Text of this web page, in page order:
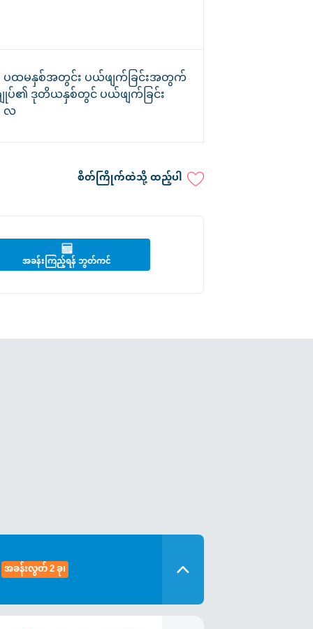
ပထမနှစ်အတွင်း ပယ်ဖျက်ခြင်းအတွက်
ျုပ်၏ ဒုတိယနှစ်တွင် ပယ်ဖျက်ခြင်း
လ
စိတ်ကြိုက်ထဲသို့ ထည့်ပါ
အခန်းကြည့်ရန် ဘွတ်ကင်
အခန်းလွတ် 2 ခု၊